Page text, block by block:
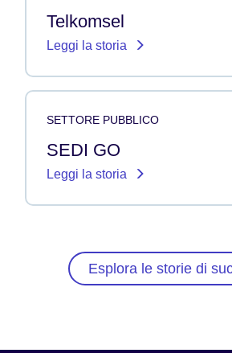
Telkomsel
Leggi la storia
SETTORE PUBBLICO
SEDI GO
Leggi la storia
Esplora le storie di